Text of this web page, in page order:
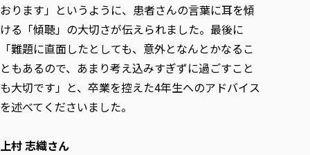
おります」というように、患者さんの言葉に耳を傾
ける「傾聴」の大切さが伝えられました。最後に
「難題に直面したとしても、意外となんとかなるこ
ともあるので、あまり考え込みすぎずに過ごすこと
も大切です」と、卒業を控えた4年生へのアドバイス
を述べてくださいました。
上村 志織さん